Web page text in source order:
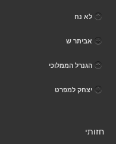
לא נח
אביתר ש
הגנרל הממלוכי
יצחק למפרט
חזותי